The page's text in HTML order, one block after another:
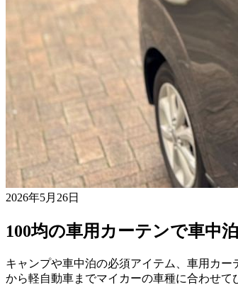
2026年5月26日
100均の車用カーテンで車中
キャンプや車中泊の必須アイテム、車用カ
から軽自動車までマイカーの車種に合わせ